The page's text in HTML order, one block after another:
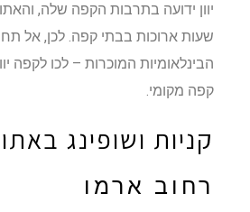
יוון ידועה בתרבות הקפה שלה,
שעות ארוכות בבתי קפה. לכן, אל
הבינלאומיות המוכרות – לכו לקפה יווני
קפה מקומי.
קניות ושופינג באתונה
רחוב ארמו